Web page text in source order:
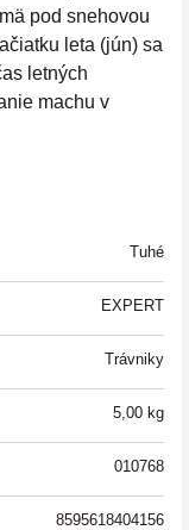
pod snehovou
leta (jún) sa
letných
machu v
Tuhé
EXPERT
Trávniky
5,00 kg
010768
8595618404156